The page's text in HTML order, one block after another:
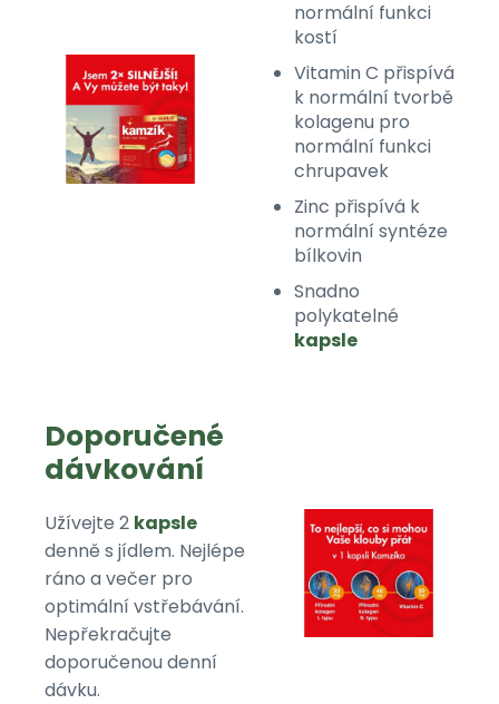
normální funkci
kostí
Vitamin C přispívá
k normální tvorbě
kolagenu pro
normální funkci
chrupavek
Zinc přispívá k
normální syntéze
bílkovin
Snadno
polykatelné
kapsle
Doporučené
dávkování
Užívejte 2 kapsle
denně s jídlem. Nejlépe
ráno a večer pro
optimální vstřebávání.
Nepřekračujte
doporučenou denní
dávku.